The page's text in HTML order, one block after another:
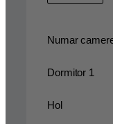
Numar
Dormitor 1
Hol